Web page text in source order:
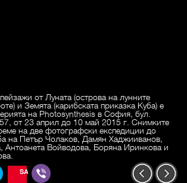
от Луната (острова на лунните
и Земята (карибската приказка Куба) е
на Photosynthesis в София, бул.
от 23 април до 10 май 2015 г. Снимките
на две фотографски експедиции до
на Петър Чолаков, Дамян Хаджииванов,
Антоанета Войводова, Боряна Иринкова и
SAVE